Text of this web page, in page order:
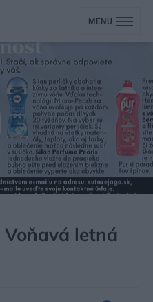
MENU
letná